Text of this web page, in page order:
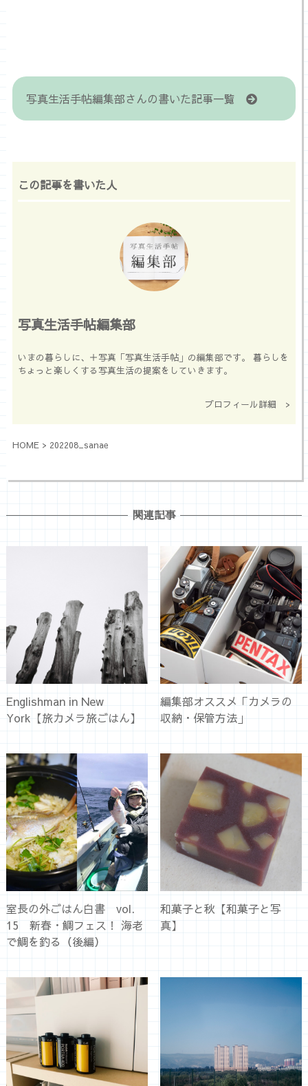
写真生活手帖編集部さんの書いた記事一覧
この記事を書いた人
写真生活手帖編集部
いまの暮らしに、＋写真「写真生活手帖」の編集部です。 暮らしを
ちょっと楽しくする写真生活の提案をしていきます。
プロフィール詳細 >
HOME> 202208_sanae
関連記事
Englishman in New
York【旅カメラ旅ごはん】
編集部オススメ「カメラの
収納・保管方法」
室長の外ごはん白書 vol.
15 新春・鯛フェス！ 海老
で鯛を釣る（後編）
和菓子と秋【和菓子と写
真】